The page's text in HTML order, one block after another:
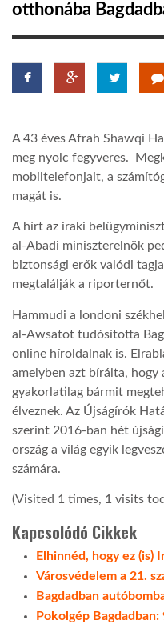
HÍR3D
GLOBOTV
AFRIKA TUDÁSTÁR
LINKTR.EE
GLOBOZSARU
DOBRAVERO.HU
GLOBOBOOK
otthonába
A 43 éves Afrah Shawqi
meg nyolc fegyveres.
mobiltelefonjait, a
magát is.
A hírt az iraki
al-Abadi miniszterelnök
biztonsági erők valódi
megtalálják a riporternőt.
Hammudi a londoni
al-Awsatot tudósította
online híroldalnak is.
amelyben azt bírálta, hogy
gyakorlatilag bármit
élveznek. Az Újságírók
szerint 2016-ban hét
ország a világ egyik
számára.
(Visited 1 times, 1 visits
Kapcsolódó Cikkek
Elhinnéd, hogy ez (is)
Városvédelem a 21.
Bagdadban
Pokolgép